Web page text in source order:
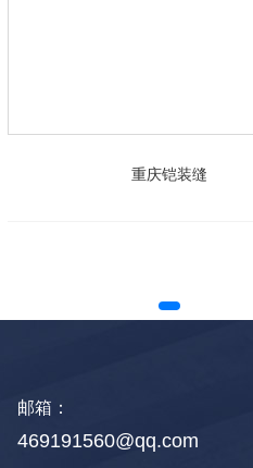
重庆铠装缝
邮箱：
469191560@qq.com